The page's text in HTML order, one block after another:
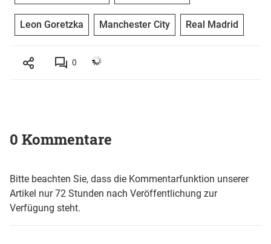
Leon Goretzka Manchester City Real Madrid
0
0 Kommentare
Bitte beachten Sie, dass die Kommentarfunktion unserer
Artikel nur 72 Stunden nach Veröffentlichung zur
Verfügung steht.